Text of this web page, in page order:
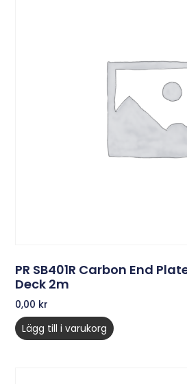
PR SB401R Carbon End
Deck 2m
0,00 kr
Lägg till i varukorg